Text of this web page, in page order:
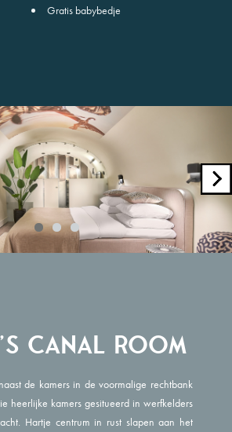
Gratis babybedje
Canal Room
de kamers in de voormalige rechtbank
heerlijke kamers gesitueerd in werfkelders
Hartje centrum in rust slapen aan het